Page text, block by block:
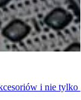
i nie tylko